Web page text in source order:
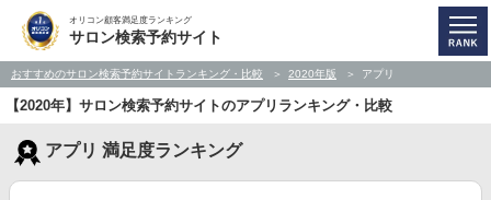
オリコン顧客満足度ランキング
サロン検索予約サイト
おすすめのサロン検索予約サイトランキング・比較 2020年版 アプリ
【2020年】サロン検索予約サイトのアプリランキング・比較
アプリ 満足度ランキング